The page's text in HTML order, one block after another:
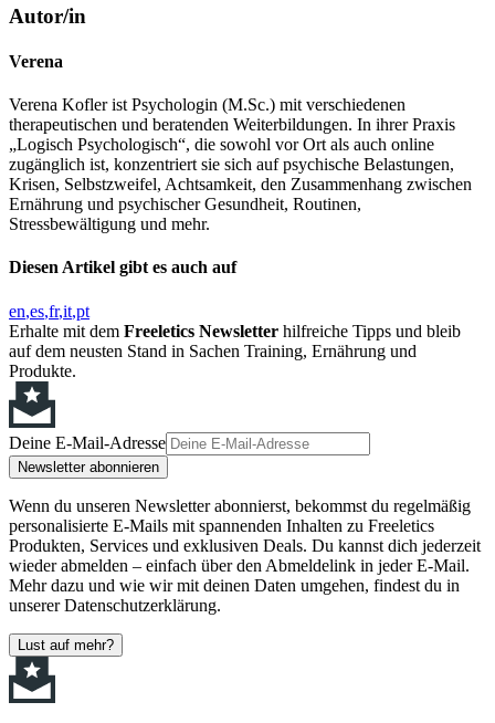
Autor/in
Verena
Verena Kofler ist Psychologin (M.Sc.) mit verschiedenen
therapeutischen und beratenden Weiterbildungen. In ihrer Praxis
„Logisch Psychologisch“, die sowohl vor Ort als auch online
zugänglich ist, konzentriert sie sich auf psychische Belastungen,
Krisen, Selbstzweifel, Achtsamkeit, den Zusammenhang zwischen
Ernährung und psychischer Gesundheit, Routinen,
Stressbewältigung und mehr.
Diesen Artikel gibt es auch auf
en es fr it pt
Erhalte mit dem Freeletics Newsletter hilfreiche Tipps und bleib
auf dem neusten Stand in Sachen Training, Ernährung und
Produkte.
Deine E-Mail-Adresse
Newsletter abonnieren
Wenn du unseren Newsletter abonnierst, bekommst du regelmäßig
personalisierte E-Mails mit spannenden Inhalten zu Freeletics
Produkten, Services und exklusiven Deals. Du kannst dich jederzeit
wieder abmelden – einfach über den Abmeldelink in jeder E-Mail.
Mehr dazu und wie wir mit deinen Daten umgehen, findest du in
unserer Datenschutzerklärung.
Lust auf mehr?